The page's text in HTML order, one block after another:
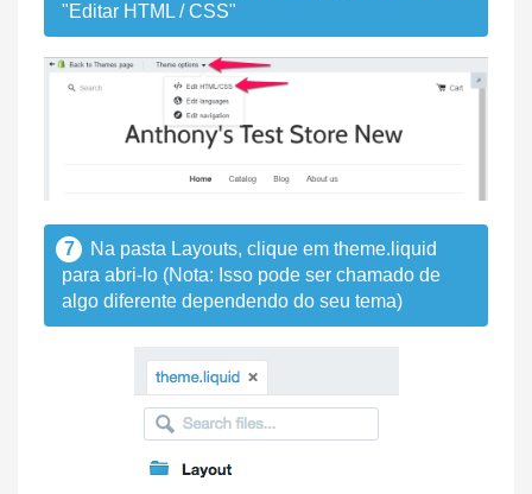
"Editar HTML / CSS"
7
Na pasta Layouts, clique em theme.liquid
para abri-lo (Nota: Isso pode ser chamado de
algo diferente dependendo do seu tema)